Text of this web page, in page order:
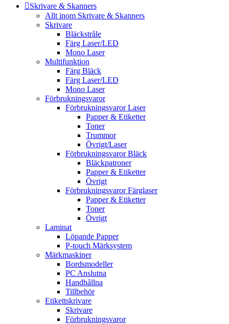
Skrivare & Skanners
Allt inom Skrivare & Skanners
Skrivare
Bläckstråle
Färg Laser/LED
Mono Laser
Multifunktion
Färg Bläck
Färg Laser/LED
Mono Laser
Förbrukningsvaror
Förbrukningsvaror Laser
Papper & Etiketter
Toner
Trummor
Övrigt/Laser
Förbrukningsvaror Bläck
Bläckpatroner
Papper & Etiketter
Övrigt
Förbrukningsvaror Färglaser
Papper & Etiketter
Toner
Övrigt
Laminat
Löpande Papper
P-touch Märksystem
Märkmaskiner
Bordsmodeller
PC Anslutna
Handhållna
Tillbehör
Etikettskrivare
Skrivare
Förbrukningsvaror